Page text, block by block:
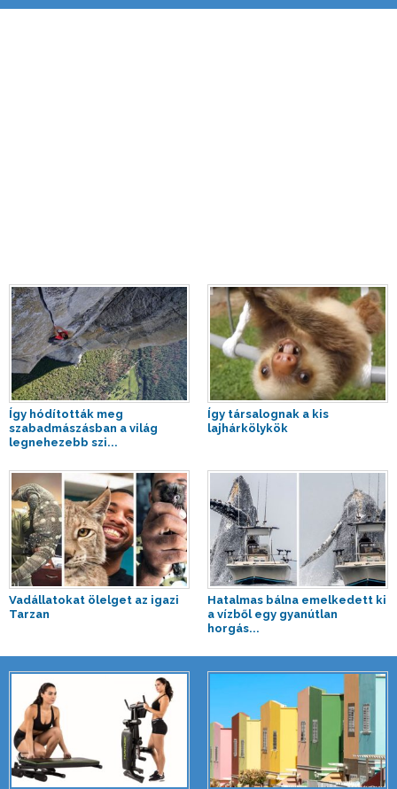
Így hódították meg
szabadmászásban a világ
legnehezebb szi...
Így társalognak a kis
lajhárkölykök
Vadállatokat ölelget az igazi
Tarzan
Hatalmas bálna emelkedett ki
a vízből egy gyanútlan
horgás...